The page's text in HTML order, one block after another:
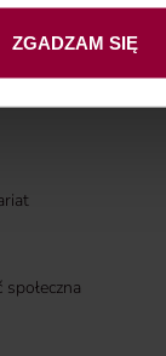
ZGADZAM SIĘ